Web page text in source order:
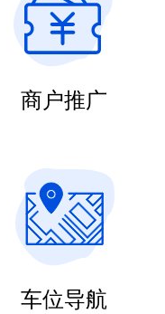
商户推广
车位导航